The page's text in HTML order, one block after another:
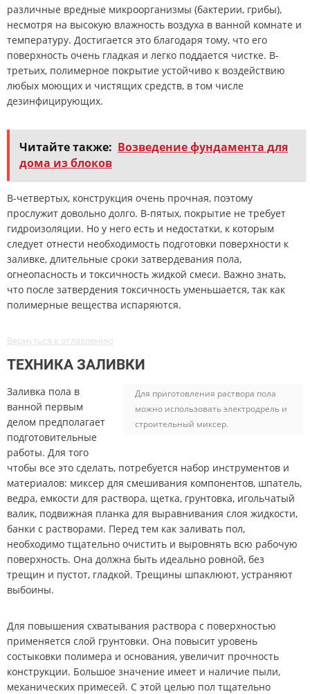
различные вредные микроорганизмы (бактерии, грибы),
несмотря на высокую влажность воздуха в ванной комнате и
температуру. Достигается это благодаря тому, что его
поверхность очень гладкая и легко поддается чистке. В-
третьих, полимерное покрытие устойчиво к воздействию
любых моющих и чистящих средств, в том числе
дезинфицирующих.
Читайте также: Возведение фундамента для
дома из блоков
В-четвертых, конструкция очень прочная, поэтому
прослужит довольно долго. В-пятых, покрытие не требует
гидроизоляции. Но у него есть и недостатки, к которым
следует отнести необходимость подготовки поверхности к
заливке, длительные сроки затвердевания пола,
огнеопасность и токсичность жидкой смеси. Важно знать,
что после затвердения токсичность уменьшается, так как
полимерные вещества испаряются.
Вернуться к оглавлению
ТЕХНИКА ЗАЛИВКИ
Для приготовления раствора пола
можно использовать электродрель и
строительный миксер.
Заливка пола в
ванной первым
делом предполагает
подготовительные
работы. Для того
чтобы все это сделать, потребуется набор инструментов и
материалов: миксер для смешивания компонентов, шпатель,
ведра, емкости для раствора, щетка, грунтовка, игольчатый
валик, подвижная планка для выравнивания слоя жидкости,
банки с растворами. Перед тем как заливать пол,
необходимо тщательно очистить и выровнять всю рабочую
поверхность. Она должна быть идеально ровной, без
трещин и пустот, гладкой. Трещины шпаклюют, устраняют
выбоины.
Для повышения схватывания раствора с поверхностью
применяется слой грунтовки. Она повысит уровень
состыковки полимера и основания, увеличит прочность
конструкции. Большое значение имеет и наличие пыли,
механических примесей. С этой целью пол тщательно